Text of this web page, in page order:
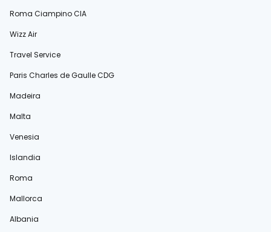
Roma Ciampino CIA
Wizz Air
Travel Service
Paris Charles de Gaulle CDG
Madeira
Malta
Venesia
Islandia
Roma
Mallorca
Albania